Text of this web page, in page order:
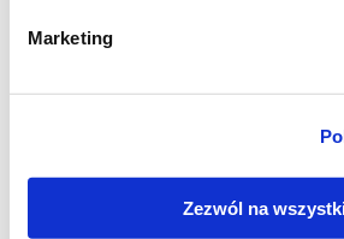
Marketing
Zezwól na